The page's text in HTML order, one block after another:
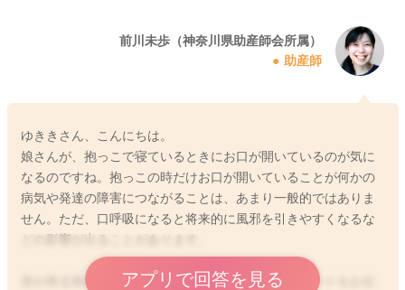
前川未歩（神奈川県助産師会所属）
助産師
ゆききさん、こんにちは。
娘さんが、抱っこで寝ているときにお口が開いているのが気に
なるのですね。抱っこの時だけお口が開いていることが何かの
病気や発達の障害につながることは、あまり一般的ではありま
せん。ただ、口呼吸になると将来的に風邪を引きやすくなるな
どの影響が出ることがあります。
首が座る前の横抱きでの抱っこねんねの姿勢のポイントをお伝
アプリで回答を見る